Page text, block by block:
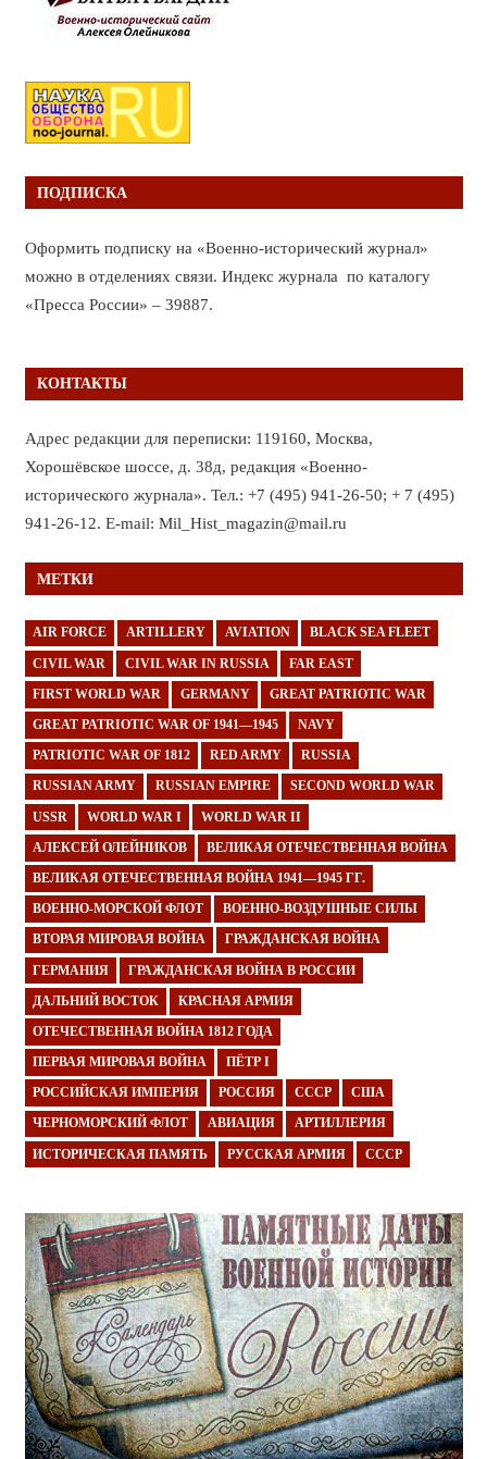
ПОДПИСКА
Оформить подписку на «Военно-исторический журнал»
можно в отделениях связи. Индекс журнала по каталогу
«Пресса России» – 39887.
КОНТАКТЫ
Адрес редакции для переписки: 119160, Москва,
Хорошёвское шоссе, д. 38д, редакция «Военно-
исторического журнала». Тел.: +7 (495) 941-26-50; + 7 (495)
941-26-12. E-mail: Mil_Hist_magazin@mail.ru
МЕТКИ
AIR FORCE ARTILLERY AVIATION BLACK SEA FLEET
CIVIL WAR CIVIL WAR IN RUSSIA FAR EAST
FIRST WORLD WAR GERMANY GREAT PATRIOTIC WAR
GREAT PATRIOTIC WAR OF 1941—1945 NAVY
PATRIOTIC WAR OF 1812 RED ARMY RUSSIA
RUSSIAN ARMY RUSSIAN EMPIRE SECOND WORLD WAR
USSR WORLD WAR I WORLD WAR II
АЛЕКСЕЙ ОЛЕЙНИКОВ ВЕЛИКАЯ ОТЕЧЕСТВЕННАЯ ВОЙНА
ВЕЛИКАЯ ОТЕЧЕСТВЕННАЯ ВОЙНА 1941—1945 ГГ.
ВОЕННО-МОРСКОЙ ФЛОТ ВОЕННО-ВОЗДУШНЫЕ СИЛЫ
ВТОРАЯ МИРОВАЯ ВОЙНА ГРАЖДАНСКАЯ ВОЙНА
ГЕРМАНИЯ ГРАЖДАНСКАЯ ВОЙНА В РОССИИ
ДАЛЬНИЙ ВОСТОК КРАСНАЯ АРМИЯ
ОТЕЧЕСТВЕННАЯ ВОЙНА 1812 ГОДА
ПЕРВАЯ МИРОВАЯ ВОЙНА ПЁТР I
РОССИЙСКАЯ ИМПЕРИЯ РОССИЯ СССР США
ЧЕРНОМОРСКИЙ ФЛОТ АВИАЦИЯ АРТИЛЛЕРИЯ
ИСТОРИЧЕСКАЯ ПАМЯТЬ РУССКАЯ АРМИЯ СССР